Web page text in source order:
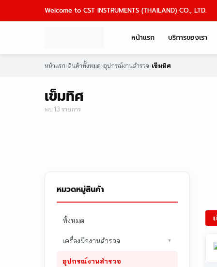
Welcome to CST INSTRUMENTS (THAILAND) CO., LTD.
หน้าแรก บริการของเรา
หน้าแรก›สินค้าทั้งหมด›อุปกรณ์งานสำรวจ›เข็มทิศ
เข็มทิศ
พบ 13 รายการ
หมวดหมู่สินค้า
ทั้งหมด
เครื่องมืองานสำรวจ ▼
อุปกรณ์งานสำรวจ